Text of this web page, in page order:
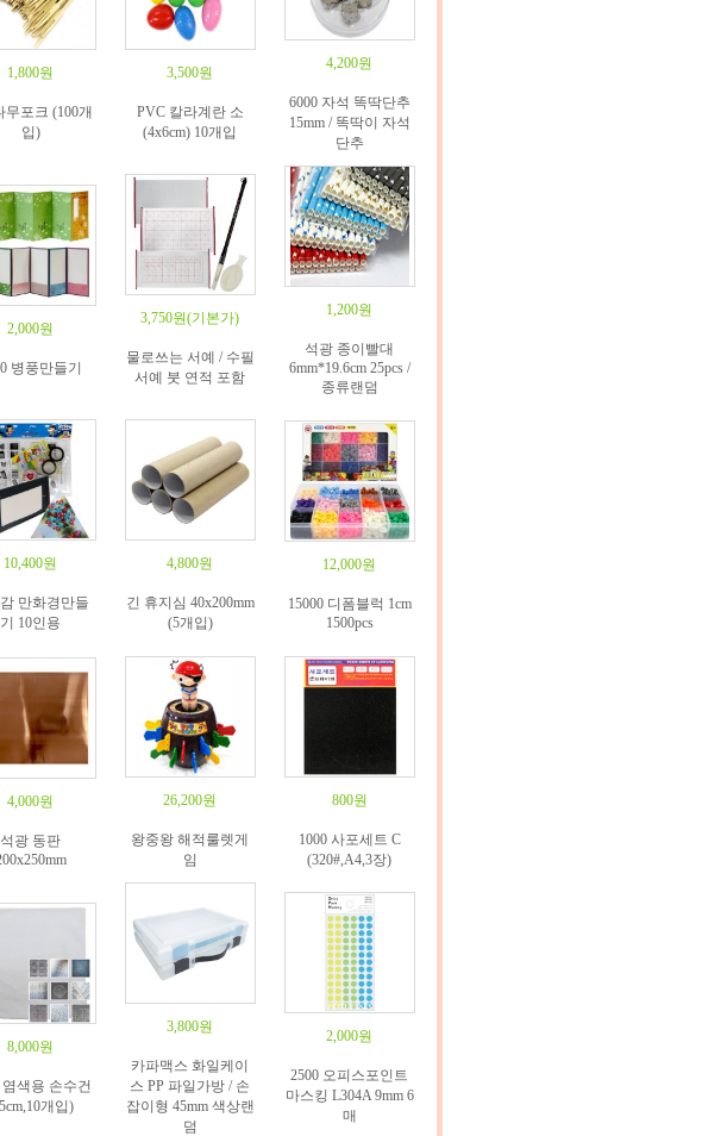
1,800원
무포크 (100개
입)
3,500원
PVC 칼라계란 소
(4x6cm) 10개입
4,200원
6000 자석 똑딱단추
15mm / 똑딱이 자석
단추
2,000원
병풍만들기
3,750원(기본가)
물로쓰는 서예 / 수필
서예 붓 연적 포함
1,200원
석광 종이빨대
6mm*19.6cm 25pcs /
종류랜덤
10,400원
만화경만들
기 10인용
4,800원
긴 휴지심 40x200mm
(5개입)
12,000원
15000 디폼블럭 1cm
1500pcs
4,000원
석광 동판
26,200원
왕중왕 해적룰렛게
임
800원
1000 사포세트 C
(320#,A4,3장)
8,000원
색용 손수건
개입)
3,800원
카파맥스 화일케이
스 PP 파일가방 / 손
잡이형 45mm 색상랜
덤
2,000원
2500 오피스포인트
마스킹 L304A 9mm 6
매